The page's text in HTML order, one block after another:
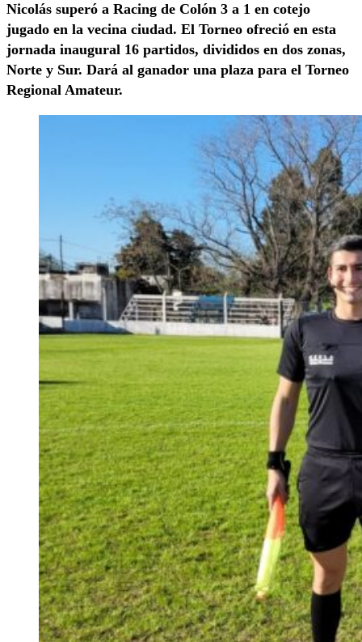
Nicolás superó a Racing de Colón 3 a 1 en cotejo
jugado en la vecina ciudad. El Torneo ofreció en esta
jornada inaugural 16 partidos, divididos en dos zonas,
Norte y Sur. Dará al ganador una plaza para el Torneo
Regional Amateur.